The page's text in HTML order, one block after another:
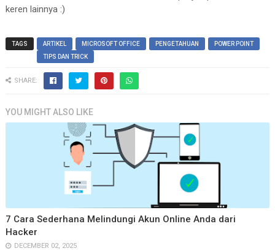
keren lainnya :)
TAGS ARTIKEL MICROSOFT OFFICE PENGETAHUAN
POWER POINT
TIPS DAN TRICK
SHARE:
YOU MIGHT ALSO LIKE
7 Cara Sederhana Melindungi Akun Online Anda dari
Hacker
DECEMBER 02, 2025